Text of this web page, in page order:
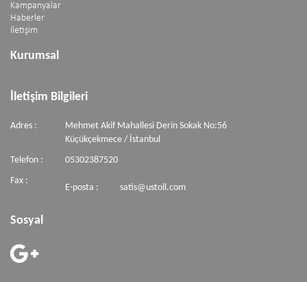
Kampanyalar
Haberler
İletişim
Kurumsal
İletişim Bilgileri
Adres :
Mehmet Akif Mahallesi Derin Sokak No:56
Küçükçekmece / İstanbul
Telefon :
05302387520
Fax :
E-posta : satis@ustoll.com
Sosyal